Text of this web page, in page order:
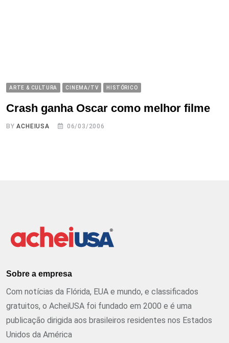
ARTE & CULTURA CINEMA/TV HISTÓRICO
Crash ganha Oscar como melhor filme
BYACHEIUSA 06/03/2006
Sobre a empresa
Com notícias da Flórida, EUA e mundo, e classificados
gratuitos, o AcheiUSA foi fundado em 2000 e é uma
publicação dirigida aos brasileiros residentes nos Estados
Unidos da América